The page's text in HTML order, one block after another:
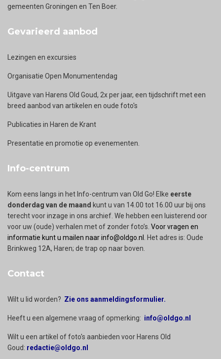
gemeenten Groningen en Ten Boer.
Gevarieerd aanbod
Lezingen en excursies
Organisatie Open Monumentendag
Uitgave van Harens Old Goud, 2x per jaar, een tijdschrift met een
breed aanbod van artikelen en oude foto's
Publicaties in Haren de Krant
Presentatie en promotie op evenementen.
Info-centrum
Kom eens langs in het Info-centrum van Old Go! Elke eerste
donderdag van de maand kunt u van 14.00 tot 16.00 uur bij ons
terecht voor inzage in ons archief. We hebben een luisterend oor
voor uw (oude) verhalen met of zonder foto’s. Voor vragen en
informatie kunt u mailen naar info@oldgo.nl
. Het adres is: Oude
Brinkweg 12A, Haren; de trap op naar boven.
Contact
Wilt u lid worden? Zie ons aanmeldingsformulier.
Heeft u een algemene vraag of opmerking: info@oldgo.nl
Wilt u een artikel of foto's aanbieden voor Harens Old
Goud: redactie@oldgo.nl